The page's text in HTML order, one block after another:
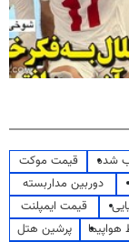
شده
قیمت موکت
دوربین مداربسته
قیمت ایمپلنت
هواپیما
پرشین هتل